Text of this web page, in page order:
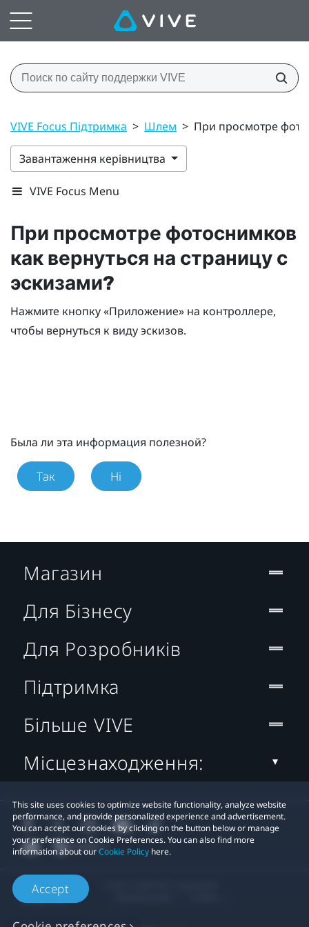
VIVE Focus Підтримка > Шлем > При просмотре
Завантаження керівництва
VIVE Focus Menu
При просмотре фотоснимков
как вернуться на страницу с
эскизами?
Нажмите кнопку «Приложение» на контроллере,
чтобы вернуться к виду эскизов.
Была ли эта информация полезной?
Так Ні
This site uses cookies to optimize website functionality, analyze website
performance, and provide personalized experience and advertisement.
You can accept our cookies by clicking on the button below or manage
your preference on Cookie Preferences. You can also find more
information about ourCookie Policy here.
Accept
Магазин
Для Бізнесу
Для Розробників
Підтримка
Більше VIVE
Місцезнаходження: